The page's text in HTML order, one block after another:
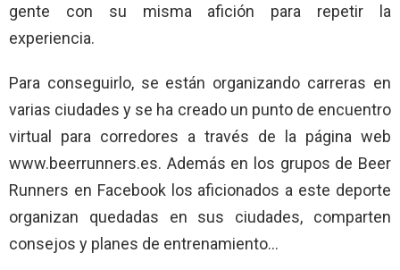
gente con su misma afición para repetir la
experiencia.
Para conseguirlo, se están organizando carreras en
varias ciudades y se ha creado un punto de encuentro
virtual para corredores a través de la página web
www.beerrunners.es. Además en los grupos de Beer
Runners en Facebook los aficionados a este deporte
organizan quedadas en sus ciudades, comparten
consejos y planes de entrenamiento…